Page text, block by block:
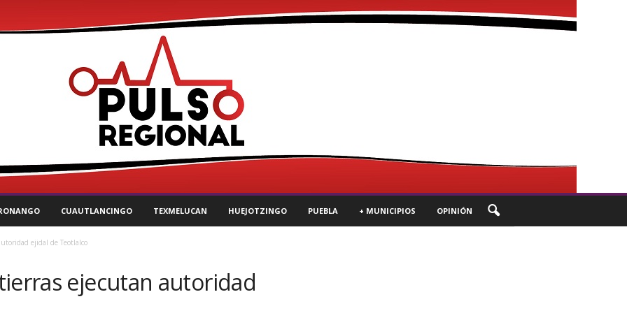
CUAUTLANCINGO TEXMELUCAN HUEJOTZINGO PUEBLA + MUNICIPIOS OPINIÓN
ejidal de Teotlalco
ejecutan autoridad